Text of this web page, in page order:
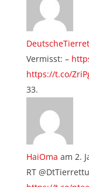
Vermisst: –
https://t.co/
HaiOma am 2.
RT